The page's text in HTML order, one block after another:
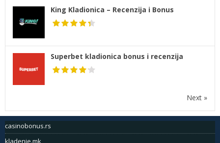
King Kladionica – Recenzija i Bonus
Superbet kladionica bonus i recenzija
Next »
casinobonus.rs
kladenje.mk